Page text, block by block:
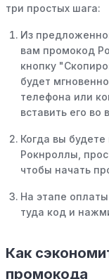
три простых шага:
Из
вам промокод
кнопку
будет
телефона или
вставить его
Когда вы
Рокнроллы,
чтобы начать
На этапе
туда код и
Как
промокода